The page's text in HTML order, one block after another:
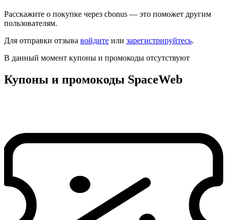
Расскажите о покупке через cbonus — это поможет другим
пользователям.
Для отправки отзыва войдите или зарегистрируйтесь.
В данный момент купоны и промокоды отсутствуют
Купоны и промокоды SpaceWeb